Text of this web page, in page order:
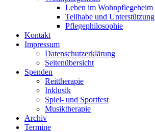
Leben im Wohnpflegeheim
Teilhabe und Unterstützung
Pflegephilosophie
Kontakt
Impressum
Datenschutzerklärung
Seitenübersicht
Spenden
Reittherapie
Inklusik
Spiel- und Sportfest
Musiktherapie
Archiv
Termine